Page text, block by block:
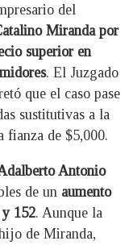
del
Miranda por
superior en
. El Juzgado
que el caso pase
sustitutivas a la
fianza de $5,000.
Antonio
de un aumento
y 152. Aunque la
de Miranda,